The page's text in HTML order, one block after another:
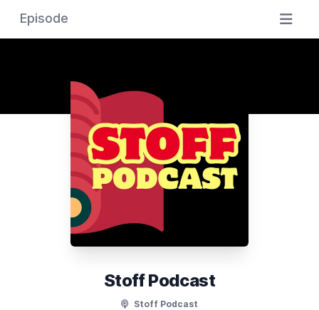
Episode
Stoff Podcast
Stoff Podcast